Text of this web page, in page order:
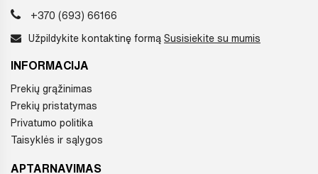
+370 (693) 66166
Užpildykite kontaktinę formą Susisiekite su mumis
INFORMACIJA
Prekių grąžinimas
Prekių pristatymas
Privatumo politika
Taisyklės ir sąlygos
APTARNAVIMAS